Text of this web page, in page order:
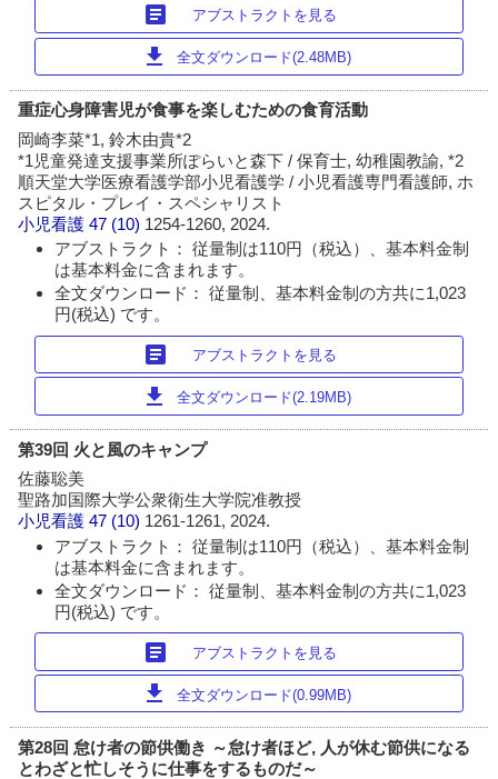
article アブストラクトを見る
download 全文ダウンロード(2.48MB)
重症心身障害児が食事を楽しむための食育活動
岡崎李菜*1, 鈴木由貴*2
*1児童発達支援事業所ぽらいと森下 / 保育士, 幼稚園教諭, *2
順天堂大学医療看護学部小児看護学 / 小児看護専門看護師, ホ
スピタル・プレイ・スペシャリスト
小児看護 47 (10) 1254-1260, 2024.
アブストラクト： 従量制は110円（税込）、基本料金制
は基本料金に含まれます。
全文ダウンロード： 従量制、基本料金制の方共に1,023
円(税込) です。
article アブストラクトを見る
download 全文ダウンロード(2.19MB)
第39回 火と風のキャンプ
佐藤聡美
聖路加国際大学公衆衛生大学院准教授
小児看護 47 (10) 1261-1261, 2024.
アブストラクト： 従量制は110円（税込）、基本料金制
は基本料金に含まれます。
全文ダウンロード： 従量制、基本料金制の方共に1,023
円(税込) です。
article アブストラクトを見る
download 全文ダウンロード(0.99MB)
第28回 怠け者の節供働き ～怠け者ほど, 人が休む節供になる
とわざと忙しそうに仕事をするものだ～